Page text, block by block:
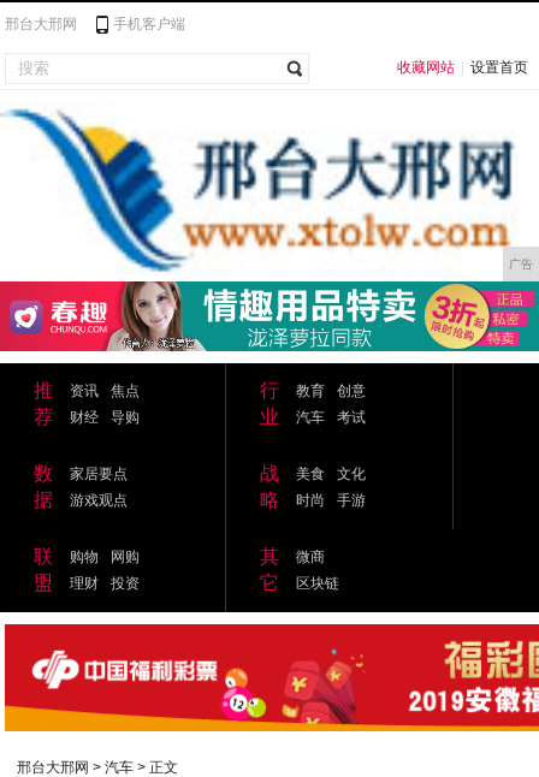
邢台大邢网 手机客户端
收藏网站 设置首页
广告
推
荐
资讯
焦点
财经
导购
行
业
教育
创意
汽车
考试
数
据
家居要点
游戏观点
战
略
美食
文化
时尚
手游
联
盟
购物
网购
理财
投资
其
它
微商
区块链
邢台大邢网 >汽车 > 正文